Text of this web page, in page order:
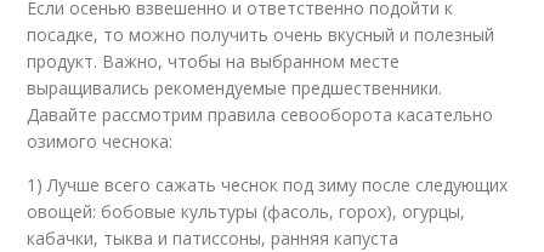
Если осенью взвешенно и ответственно подойти к
посадке, то можно получить очень вкусный и полезный
продукт. Важно, чтобы на выбранном месте
выращивались рекомендуемые предшественники.
Давайте рассмотрим правила севооборота касательно
озимого чеснока:
1) Лучше всего сажать чеснок под зиму после следующих
овощей: бобовые культуры (фасоль, горох), огурцы,
кабачки, тыква и патиссоны, ранняя капуста